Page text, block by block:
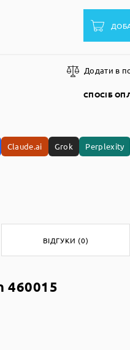
Додати в
СПОСІБ
Claude.ai Grok Perplexity
ВІДГУКИ (0)
460015